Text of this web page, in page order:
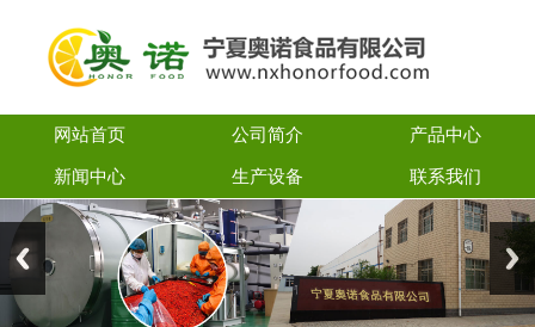
网站首页 公司简介 产品中心
新闻中心 生产设备 联系我们